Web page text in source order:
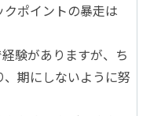
ポイントの暴走は
験がありますが、ち
期にしないように努